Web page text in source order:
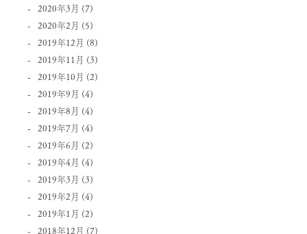
2020年3月 (7)
2020年2月 (5)
2019年12月 (8)
2019年11月 (3)
2019年10月 (2)
2019年9月 (4)
2019年8月 (4)
2019年7月 (4)
2019年6月 (2)
2019年4月 (4)
2019年3月 (3)
2019年2月 (4)
2019年1月 (2)
2018年12月 (7)